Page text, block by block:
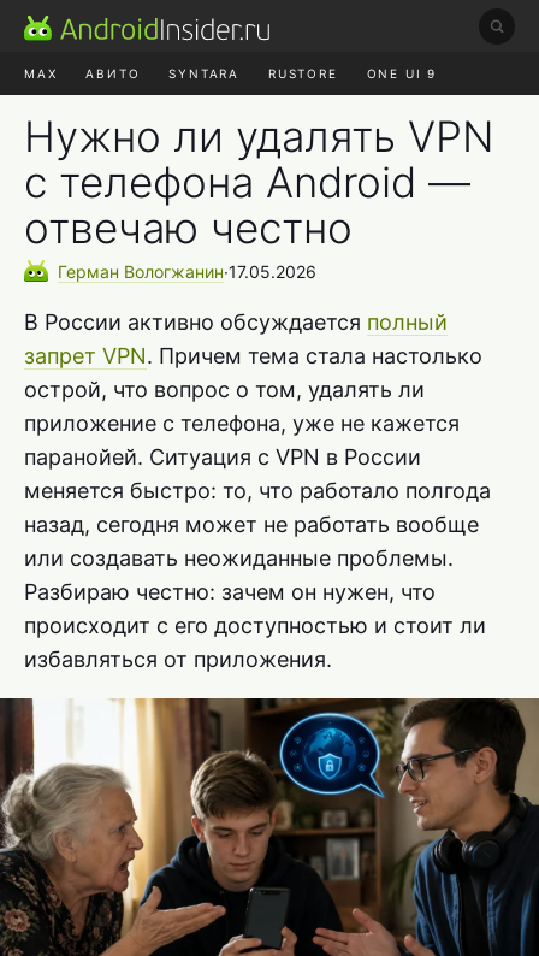
MAX АВИТО SYNTARA RUSTORE ONE UI 9
Нужно ли удалять VPN
с телефона Android —
отвечаю честно
Герман Вологжанин∙17.05.2026
В России активно обсуждается полный
запрет VPN. Причем тема стала настолько
острой, что вопрос о том, удалять ли
приложение с телефона, уже не кажется
паранойей. Ситуация с VPN в России
меняется быстро: то, что работало полгода
назад, сегодня может не работать вообще
или создавать неожиданные проблемы.
Разбираю честно: зачем он нужен, что
происходит с его доступностью и стоит ли
избавляться от приложения.